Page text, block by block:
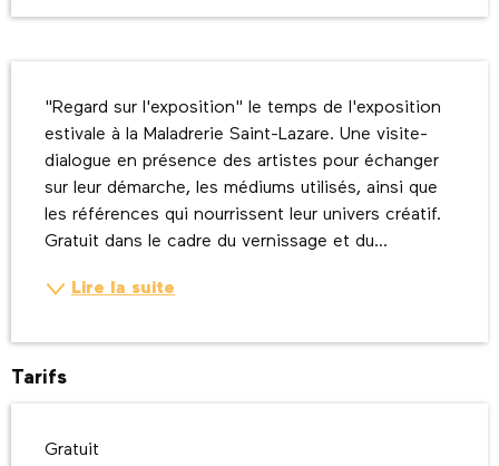
"Regard sur l'exposition" le temps de l'exposition
estivale à la Maladrerie Saint-Lazare. Une visite-
dialogue en présence des artistes pour échanger
sur leur démarche, les médiums utilisés, ainsi que
les références qui nourrissent leur univers créatif.
Gratuit dans le cadre du vernissage et du...
Lire la suite
Tarifs
Gratuit